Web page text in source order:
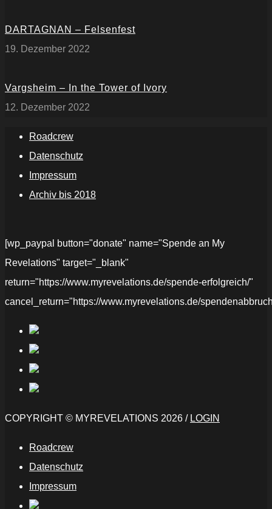
DARTAGNAN – Felsenfest
19. Dezember 2022
Vargsheim – In the Tower of Ivory
12. Dezember 2022
Roadcrew
Datenschutz
Impressum
Archiv bis 2018
[wp_paypal button="donate" name="Spende an My
Revelations" target="_blank"
return="https://www.myrevelations.de/spende-erfolgreich/"
cancel_return="https://www.myrevelations.de/
COPYRIGHT © MYREVELATIONS 2026 / LOGIN
Roadcrew
Datenschutz
Impressum